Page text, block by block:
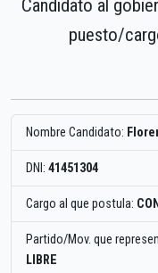
Candidato al
puesto/
Nombre Candidato:
DNI: 41451304
Cargo al que postula:
Partido/Mov. que
LIBRE